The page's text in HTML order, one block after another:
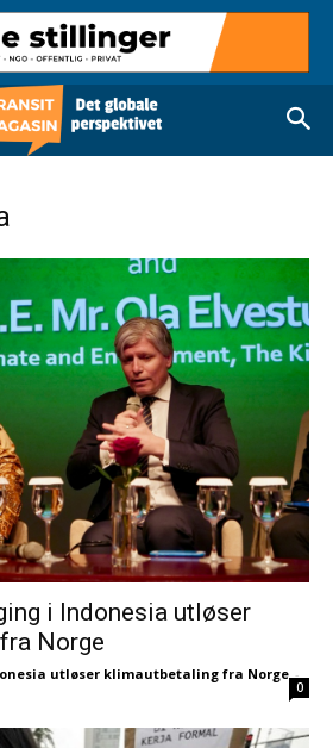
i Indonesia utløser
Norge
utløser klimautbetaling fra Norge -
0